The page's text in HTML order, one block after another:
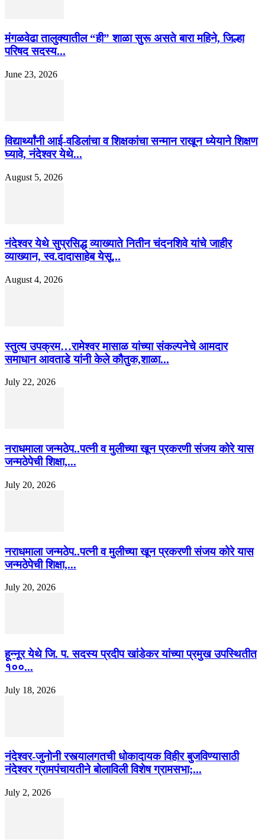
मंगळवेढा तालुक्यातील “ही” शाळा सुरू असते बारा महिने, जिल्हा
परिषद सदस्य...
June 23, 2026
विद्यार्थ्यांनी आई-वडिलांचा व शिक्षकांचा सन्मान राखून ध्येयाने शिक्षण
घ्यावे, नंदेश्वर येथे...
August 5, 2026
नंदेश्वर येथे सुप्रसिद्ध व्याख्याते नितीन चंदनशिवे यांचे जाहीर
व्याख्यान, स्व.दादासाहेब येसू...
August 4, 2026
स्तुत्य उपक्रम…रामेश्वर मासाळ यांच्या संकल्पनेचे आमदार
समाधान आवताडे यांनी केले कौतुक,शाळा...
July 22, 2026
नराधमाला जन्मठेप..पत्नी व मुलीच्या खून प्रकरणी संजय कोरे यास
जन्मठेपेची शिक्षा,...
July 20, 2026
नराधमाला जन्मठेप..पत्नी व मुलीच्या खून प्रकरणी संजय कोरे यास
जन्मठेपेची शिक्षा,...
July 20, 2026
हून्नूर येथे जि. प. सदस्य प्रदीप खांडेकर यांच्या प्रमुख उपस्थितीत
१००...
July 18, 2026
नंदेश्वर-जुनोनी रस्त्यालगतची धोकादायक विहीर बुजविण्यासाठी
नंदेश्वर ग्रामपंचायतीने बोलाविली विशेष ग्रामसभा;...
July 2, 2026